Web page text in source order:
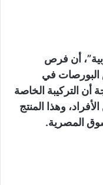
أن فرص
البورصات في
أن التركيبة الخاصة
وهذا المنتج
المصرية.